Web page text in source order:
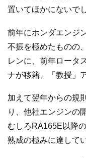
置いてほかにないで
前年にホンダエンジ
不振を極めたものの
レンに、前年ロータ
ナが移籍、「教授」
加えて翌年からの規
り、他社エンジンの
むしろRA165E以降
熟成の極みに達して